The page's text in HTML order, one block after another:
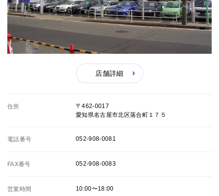
店舗詳細
住所
〒462-0017
愛知県名古屋市北区落合町１７５
電話番号 052-908-0081
FAX番号 052-908-0083
営業時間 10:00〜18:00